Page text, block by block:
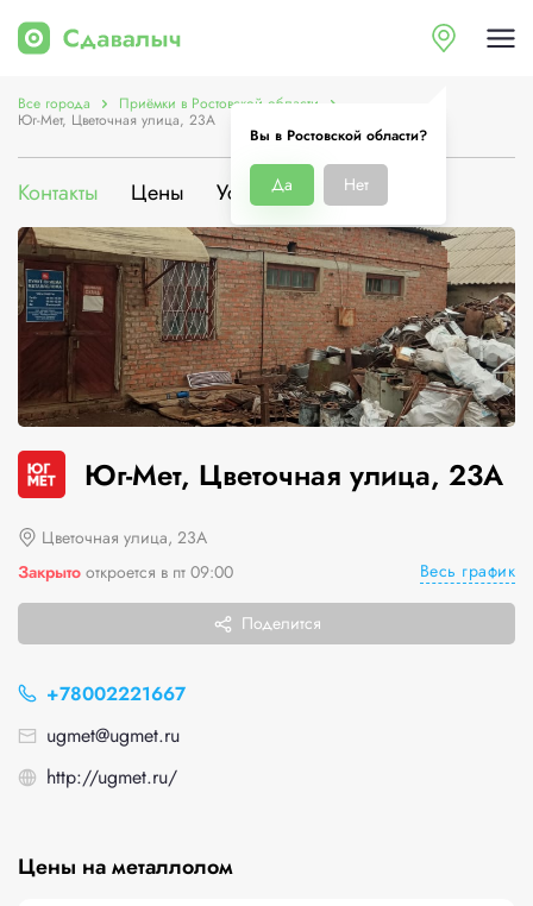
Вы в Ростовской области?
Да Нет
Все города Приёмки в Ростовской области
Юг-Мет, Цветочная улица, 23А
Контакты Цены Услуги О компании
Юг-Мет, Цветочная улица, 23А
Цветочная улица, 23А
Закрыто откроется в пт 09:00 Весь график
Поделится
+78002221667
ugmet@ugmet.ru
http://ugmet.ru/
Цены на металлолом